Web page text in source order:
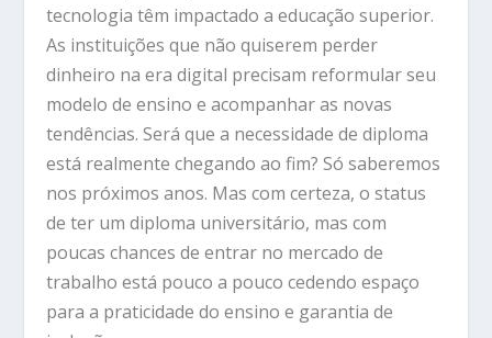
tecnologia têm impactado a educação superior.
As instituições que não quiserem perder
dinheiro na era digital precisam reformular seu
modelo de ensino e acompanhar as novas
tendências. Será que a necessidade de diploma
está realmente chegando ao fim? Só saberemos
nos próximos anos. Mas com certeza, o status
de ter um diploma universitário, mas com
poucas chances de entrar no mercado de
trabalho está pouco a pouco cedendo espaço
para a praticidade do ensino e garantia de